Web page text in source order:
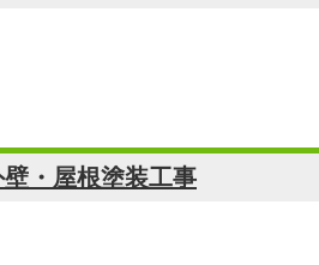
・屋根塗装工事